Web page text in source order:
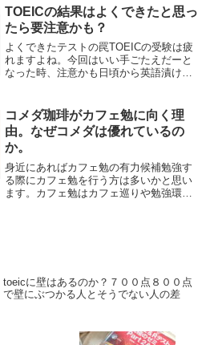
しいざ習得しようと思うと大変です。時
間的な問題ももちろんあり...
TOEICの結果はよくできたと思っ
たら要注意かも？
よくできたテストの罠TOEICの受験は疲
れますよね。今回はいい手ごたえだーと
なった時、注意かも日頃から英語漬けで
できたースコア発表が楽しみというとき
もあれば全くダメだっ...
コメダ珈琲がカフェ勉に向く理
由。なぜコメダは優れているの
か。
身近にあればカフェ勉の有力候補勉強す
る際にカフェ勉を行う方は多いかと思い
ます。カフェ勉はカフェ巡りや勉強環境
toeicに壁はあるのか？７００点８００点
で壁にぶつかる人とそうでない人の差